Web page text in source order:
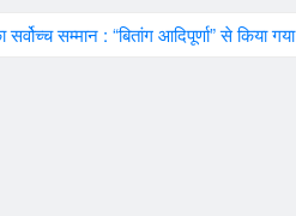
सर्वोच्च सम्मान : “बितांग आदिपूर्णा” से किया